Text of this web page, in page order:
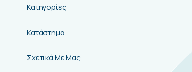
Κατηγορίες
Κατάστημα
Σχετικά Με Μας